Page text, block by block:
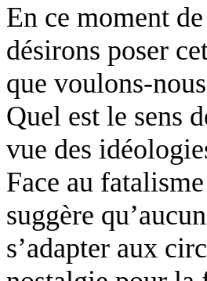
En ce moment
désirons poser
que voulons-
Quel est le sens
vue des
Face au
suggère
s’adapter aux